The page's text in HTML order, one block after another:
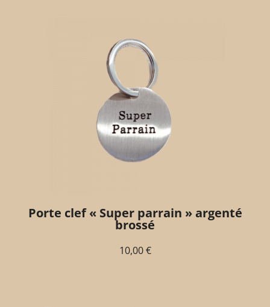
Porte clef « Super parrain » argenté
brossé
10,00€